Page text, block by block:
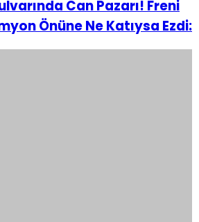
Can Pazarı! Freni
Önüne Ne Katıysa Ezdi: